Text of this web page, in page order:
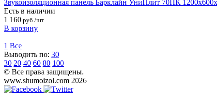
Звукоизоляционная панель Барклайн УниПлит 70ПК
Есть в наличии
1 160 руб./шт
В корзину
1 Все
Выводить по: 30
30 20 40 60 80 100
© Все права защищены.
www.shumoizol.com 2026